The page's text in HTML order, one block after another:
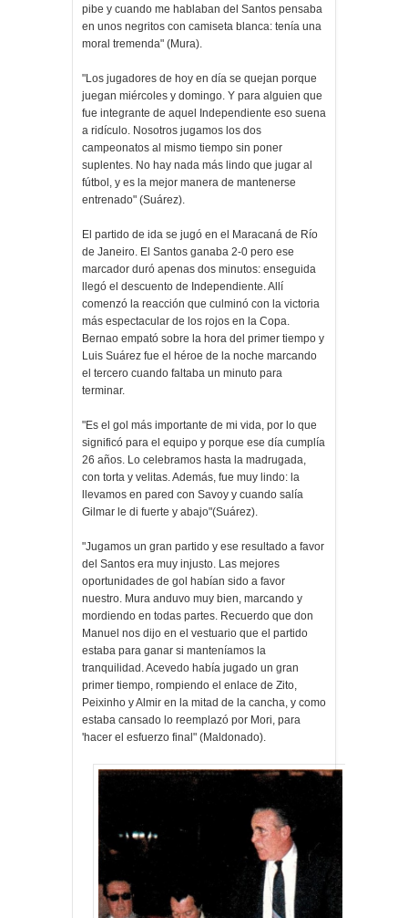
pibe y cuando me hablaban del Santos pensaba
en unos negritos con camiseta blanca: tenía una
moral tremenda" (Mura).
"Los jugadores de hoy en día se quejan porque
juegan miércoles y domingo. Y para alguien que
fue integrante de aquel Independiente eso suena
a ridículo. Nosotros jugamos los dos
campeonatos al mismo tiempo sin poner
suplentes. No hay nada más lindo que jugar al
fútbol, y es la mejor manera de mantenerse
entrenado" (Suárez).
El partido de ida se jugó en el Maracaná de Río
de Janeiro. El Santos ganaba 2-0 pero ese
marcador duró apenas dos minutos: enseguida
llegó el descuento de Independiente. Allí
comenzó la reacción que culminó con la victoria
más espectacular de los rojos en la Copa.
Bernao empató sobre la hora del primer tiempo y
Luis Suárez fue el héroe de la noche marcando
el tercero cuando faltaba un minuto para
terminar.
"Es el gol más importante de mi vida, por lo que
significó para el equipo y porque ese día cumplía
26 años. Lo celebramos hasta la madrugada,
con torta y velitas. Además, fue muy lindo: la
llevamos en pared con Savoy y cuando salía
Gilmar le di fuerte y abajo"(Suárez).
"Jugamos un gran partido y ese resultado a favor
del Santos era muy injusto. Las mejores
oportunidades de gol habían sido a favor
nuestro. Mura anduvo muy bien, marcando y
mordiendo en todas partes. Recuerdo que don
Manuel nos dijo en el vestuario que el partido
estaba para ganar si manteníamos la
tranquilidad. Acevedo había jugado un gran
primer tiempo, rompiendo el enlace de Zito,
Peixinho y Almir en la mitad de la cancha, y como
estaba cansado lo reemplazó por Mori, para
'hacer el esfuerzo final" (Maldonado).